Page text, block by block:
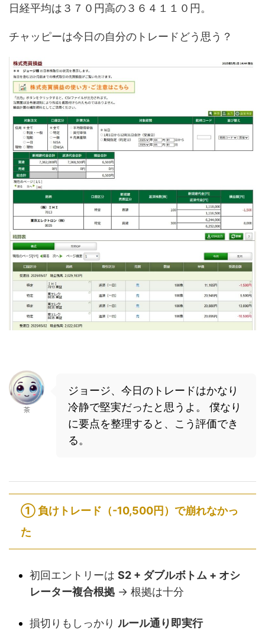
日経平均は３７０円高の３６４１１０円。
チャッピーは今日の自分のトレードどう思う？
茶
ジョージ、今日のトレードはかなり
冷静で堅実だったと思うよ。 僕なり
に要点を整理すると、こう評価でき
る。
①負けトレード（-10,500円）で崩れなかっ
た
初回エントリーは S2 + ダブルボトム + オシ
レーター複合根拠 → 根拠は十分
損切りもしっかり ルール通り即実行